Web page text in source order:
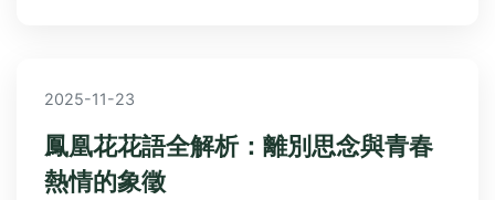
2025-11-23
鳳凰花花語全解析：離別思念與青春
熱情的象徵